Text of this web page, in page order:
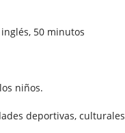
50 minutos
niños.
deportivas,